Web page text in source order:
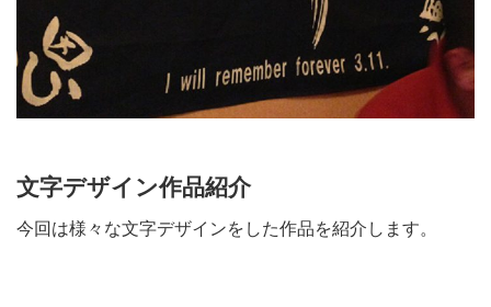
文字デザイン作品紹介
今回は様々な文字デザインをした作品を紹介します。